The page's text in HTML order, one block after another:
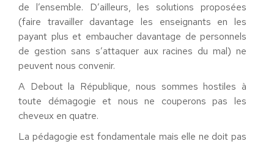
de l’ensemble. D’ailleurs, les solutions proposées
(faire travailler davantage les enseignants en les
payant plus et embaucher davantage de personnels
de gestion sans s’attaquer aux racines du mal) ne
peuvent nous convenir.
A Debout la République, nous sommes hostiles à
toute démagogie et nous ne couperons pas les
cheveux en quatre.
La pédagogie est fondamentale mais elle ne doit pas